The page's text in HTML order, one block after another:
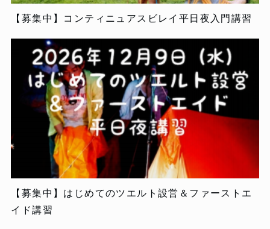
【募集中】コンティニュアスビレイ平日夜入門講習
【募集中】はじめてのツエルト設営＆ファーストエ
イド講習